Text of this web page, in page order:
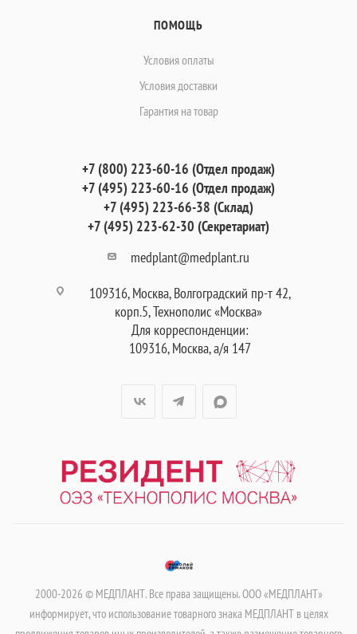
ПОМОЩЬ
Условия оплаты
Условия доставки
Гарантия на товар
+7 (800) 223-60-16 (Отдел продаж)
+7 (495) 223-60-16 (Отдел продаж)
+7 (495) 223-66-38 (Склад)
+7 (495) 223-62-30 (Секретариат)
medplant@medplant.ru
109316, Москва, Волгоградский пр-т 42,
корп.5, Технополис «Москва»
Для корреспонденции:
109316, Москва, а/я 147
2000-2026 © МЕДПЛАНТ. Все права защищены. ООО «МЕДПЛАНТ»
информирует, что использование товарного знака МЕДПЛАНТ в целях